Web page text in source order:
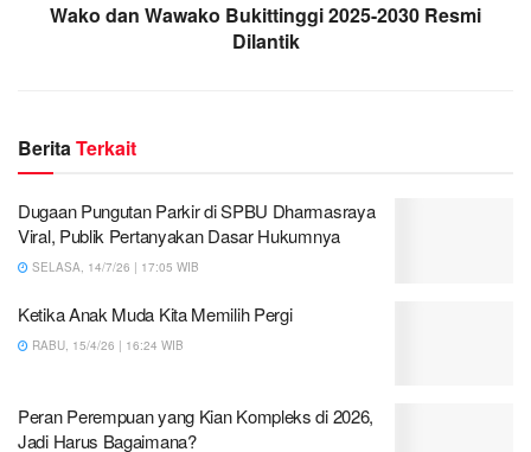
Wako dan Wawako Bukittinggi 2025-2030 Resmi
Dilantik
BeritaTerkait
Dugaan Pungutan Parkir di SPBU Dharmasraya
Viral, Publik Pertanyakan Dasar Hukumnya
SELASA, 14/7/26 | 17:05 WIB
Ketika Anak Muda Kita Memilih Pergi
RABU, 15/4/26 | 16:24 WIB
Peran Perempuan yang Kian Kompleks di 2026,
Jadi Harus Bagaimana?